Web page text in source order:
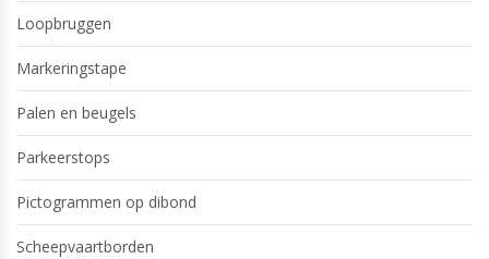
Loopbruggen
Markeringstape
Palen en beugels
Parkeerstops
Pictogrammen op dibond
Scheepvaartborden